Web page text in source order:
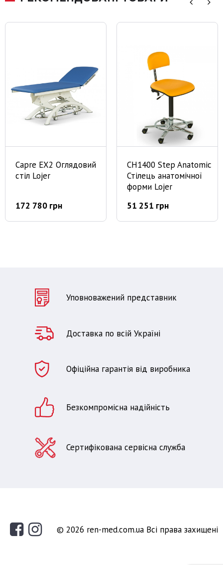
Capre EX2 Оглядовий
стіл Lojer
172 780 грн
CH1400 Step Anatomic
Стілець анатомічної
форми Lojer
51 251 грн
Уповноважений представник
Доставка по всій Україні
Офіційна гарантія від виробника
Безкомпромісна надійність
Сертифікована сервісна служба
© 2026 ren-med.com.ua Всі права захищені